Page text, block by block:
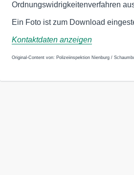
Ordnungswidrigkeitenverfahren
Ein Foto ist zum Download
Kontaktdaten anzeigen
Original-Content von: Polizeiinspektion Nienburg /